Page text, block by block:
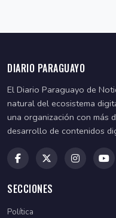
DIARIO PARAGUAYO
El Diario Paraguayo de
natural del ecosistema
una organización con más
desarrollo de contenidos
SECCIONES
Política